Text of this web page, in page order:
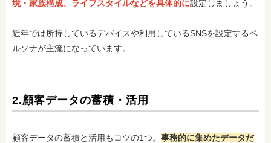
境・家族構成、ライフスタイルなどを具体的に設定しましょう。
近年では所持しているデバイスや利用しているSNSを設定するペ
ルソナが主流になっています。
2.顧客データの蓄積・活用
顧客データの蓄積と活用もコツの1つ。 事務的に集めたデータだ